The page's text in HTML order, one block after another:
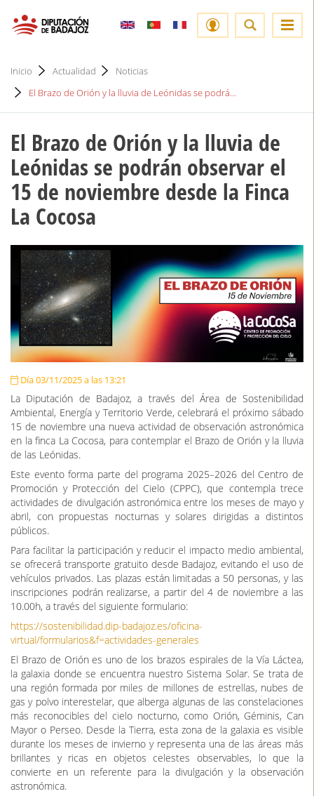
Inicio Actualidad
Noticias
El Brazo de Orión y la lluvia de Leónidas se podrá...
El Brazo de Orión y la lluvia de
Leónidas se podrán observar el
15 de noviembre desde la Finca
La Cocosa
Día 03/11/2025 a las 13:21
La Diputación de Badajoz, a través del Área de Sostenibilidad
Ambiental, Energía y Territorio Verde, celebrará el próximo sábado
15 de noviembre una nueva actividad de observación astronómica
en la finca La Cocosa, para contemplar el Brazo de Orión y la lluvia
de las Leónidas.
Este evento forma parte del programa 2025–2026 del Centro de
Promoción y Protección del Cielo (CPPC), que contempla trece
actividades de divulgación astronómica entre los meses de mayo y
abril, con propuestas nocturnas y solares dirigidas a distintos
públicos.